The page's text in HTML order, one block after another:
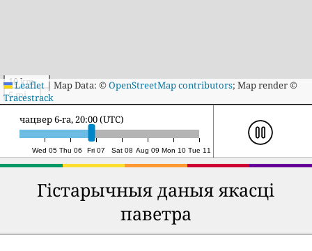
10 km
5 mi
Leaflet| Map Data: ©OpenStreetMap contributors; Map render ©
Tracestrack
Wed 05 Thu 06 Fri 07 Sat 08 Aug 09 Mon 10 Tue 11
пятніца 7-га, 16:00 (UTC)
Гістарычныя даныя якасці
паветра